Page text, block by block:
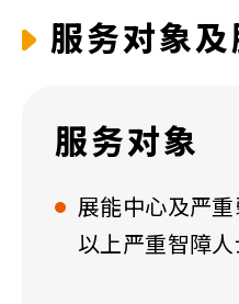
服务对象
服务对象
展能中心及严
以上严重智障人